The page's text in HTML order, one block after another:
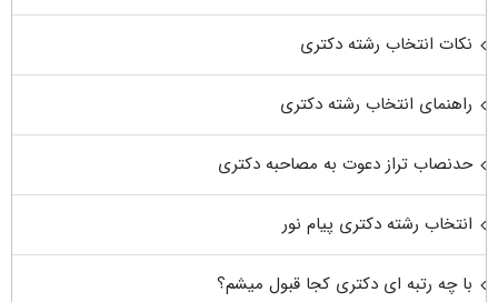
نکات انتخاب رشته دکتری
راهنمای انتخاب رشته دکتری
حدنصاب تراز دعوت به مصاحبه دکتری
انتخاب رشته دکتری پیام نور
با چه رتبه ای دکتری کجا قبول میشم؟